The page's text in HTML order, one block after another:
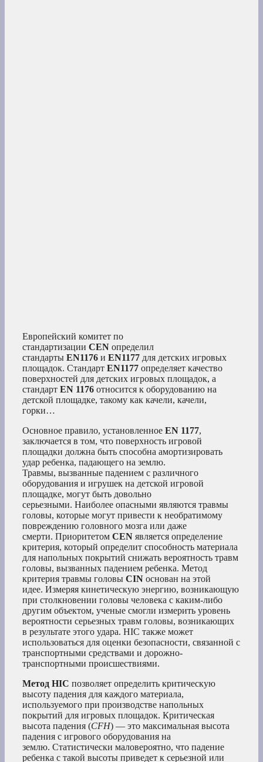
Европейский комитет по
стандартизации CEN определил
стандарты EN1176 и EN1177 для детских игровых
площадок. Стандарт EN1177 определяет качество
поверхностей для детских игровых площадок, а
стандарт EN 1176 относится к оборудованию на
детской площадке, такому как качели, качели,
горки…
Основное правило, установленное EN 1177,
заключается в том, что поверхность игровой
площадки должна быть способна амортизировать
удар ребенка, падающего на землю.
Травмы, вызванные падением с различного
оборудования и игрушек на детской игровой
площадке, могут быть довольно
серьезными. Наиболее опасными являются травмы
головы, которые могут привести к необратимому
повреждению головного мозга или даже
смерти. Приоритетом CEN является определение
критерия, который определит способность материала
для напольных покрытий снижать вероятность травм
головы, вызванных падением ребенка. Метод
критерия травмы головы CIN основан на этой
идее. Измеряя кинетическую энергию, возникающую
при столкновении головы человека с каким-либо
другим объектом, ученые смогли измерить уровень
вероятности серьезных травм головы, возникающих
в результате этого удара. HIC также может
использоваться для оценки безопасности, связанной с
транспортными средствами и дорожно-
транспортными происшествиями.
Метод HIC позволяет определить критическую
высоту падения для каждого материала,
используемого при производстве напольных
покрытий для игровых площадок. Критическая
высота падения (CFH) — это максимальная высота
падения с игрового оборудования на
землю. Статистически маловероятно, что падение
ребенка с такой высоты приведет к серьезной или